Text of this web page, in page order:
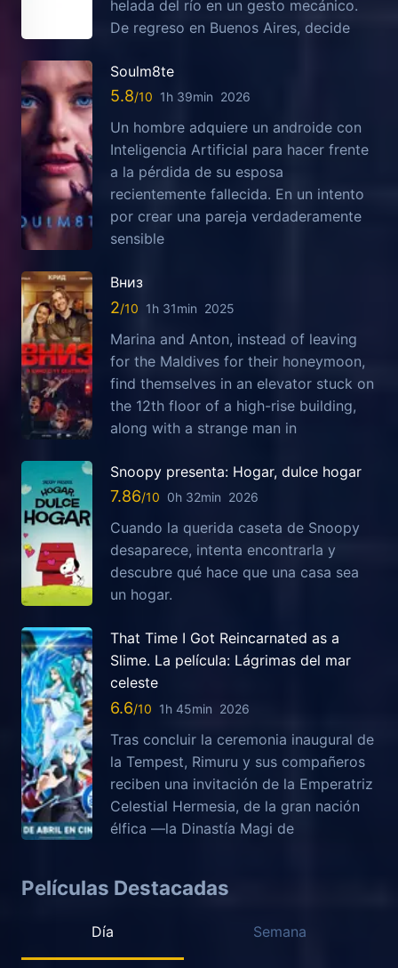
helada del río en un gesto mecánico.
De regreso en Buenos Aires, decide
Soulm8te
5.8 1h 39min 2026
Un hombre adquiere un androide con
Inteligencia Artificial para hacer frente
a la pérdida de su esposa
recientemente fallecida. En un intento
por crear una pareja verdaderamente
sensible
Вниз
2 1h 31min 2025
Marina and Anton, instead of leaving
for the Maldives for their honeymoon,
find themselves in an elevator stuck on
the 12th floor of a high-rise building,
along with a strange man in
Snoopy presenta: Hogar, dulce hogar
7.86 0h 32min 2026
Cuando la querida caseta de Snoopy
desaparece, intenta encontrarla y
descubre qué hace que una casa sea
un hogar.
That Time I Got Reincarnated as a
Slime. La película: Lágrimas del mar
celeste
6.6 1h 45min 2026
Tras concluir la ceremonia inaugural de
la Tempest, Rimuru y sus compañeros
reciben una invitación de la Emperatriz
Celestial Hermesia, de la gran nación
élfica —la Dinastía Magi de
Películas Destacadas
Día Semana